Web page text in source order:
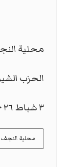
محلية
الحزب
٣ شباط ٢٠٢٦
محلية النجف